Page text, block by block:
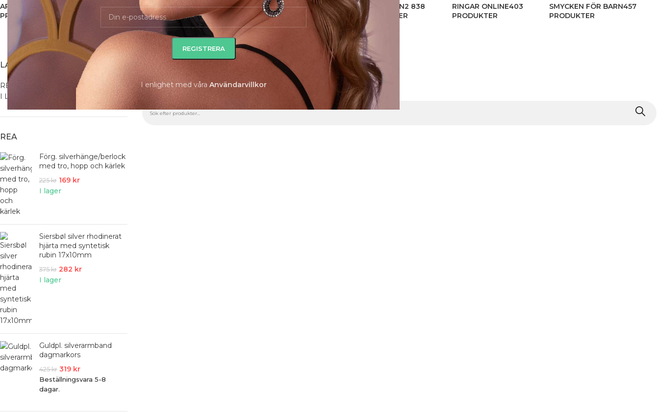
I enlighet med våra Användarvillkor
ARMBAND
1 009
PRODUKTER
HALSBAND ONLINE1 862
PRODUKTER
HERRSMYCKEN120
PRODUKTER
KLOCKOR55
PRODUKTER
ÖRHÄNGEN2 838
PRODUKTER
RINGAR ONLINE403
PRODUKTER
SMYCKEN FÖR BARN457
PRODUKTER
LAGERSTATUS
REA
I Lager
REA
Förg. silverhänge/berlock
med tro, hopp och kärlek
225kr 169 kr
I lager
Siersbøl silver rhodinerat
hjärta med syntetisk
rubin 17x10mm
375kr 282 kr
I lager
Guldpl. silverarmband
dagmarkors
425kr 319 kr
Beställningsvara 5-8
dagar.
Inga produkter hittades som motsvarar ditt val.